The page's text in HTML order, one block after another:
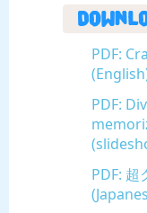
PDF:
PDF:
PDF: 超